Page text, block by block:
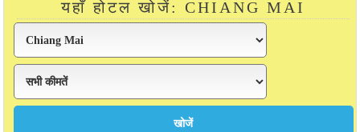
यहाँ होटल खोजें: CHIANG MAI